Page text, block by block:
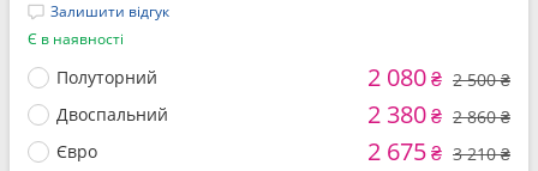
Залишити відгук
Є в наявності
Полуторний 2 080₴ 2 500 ₴
Двоспальний
2 380₴ 2 860 ₴
Євро
2 675₴ 3 210 ₴